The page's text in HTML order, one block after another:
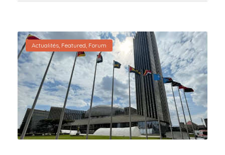
Actualités, Featured, Forum